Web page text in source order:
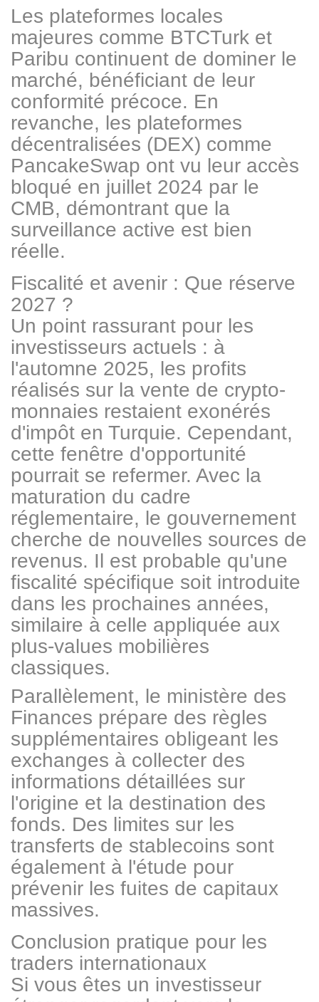
Les plateformes locales
majeures comme BTCTurk et
Paribu continuent de dominer le
marché, bénéficiant de leur
conformité précoce. En
revanche, les plateformes
décentralisées (DEX) comme
PancakeSwap ont vu leur accès
bloqué en juillet 2024 par le
CMB, démontrant que la
surveillance active est bien
réelle.
Fiscalité et avenir : Que réserve
2027 ?
Un point rassurant pour les
investisseurs actuels : à
l'automne 2025, les profits
réalisés sur la vente de crypto-
monnaies restaient exonérés
d'impôt en Turquie. Cependant,
cette fenêtre d'opportunité
pourrait se refermer. Avec la
maturation du cadre
réglementaire, le gouvernement
cherche de nouvelles sources de
revenus. Il est probable qu'une
fiscalité spécifique soit introduite
dans les prochaines années,
similaire à celle appliquée aux
plus-values mobilières
classiques.
Parallèlement, le ministère des
Finances prépare des règles
supplémentaires obligeant les
exchanges à collecter des
informations détaillées sur
l'origine et la destination des
fonds. Des limites sur les
transferts de stablecoins sont
également à l'étude pour
prévenir les fuites de capitaux
massives.
Conclusion pratique pour les
traders internationaux
Si vous êtes un investisseur